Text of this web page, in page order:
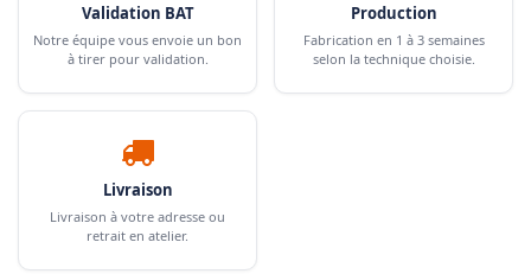
Validation BAT
Notre équipe vous envoie un bon
à tirer pour validation.
Production
Fabrication en 1 à 3 semaines
selon la technique choisie.
Livraison
Livraison à votre adresse ou
retrait en atelier.